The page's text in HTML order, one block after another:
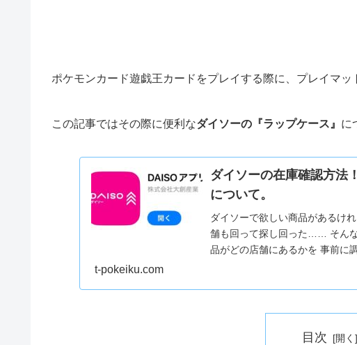
ポケモンカード遊戯王カードをプレイする際に、プレイマッ
この記事ではその際に便利なダイソーの『ラップケース』 に
ダイソーの在庫確認方法
について。
ダイソーで欲しい商品があるけ
舗も回って探し回った…… そん
品がどの店舗にあるかを 事前に
t-pokeiku.com
目次